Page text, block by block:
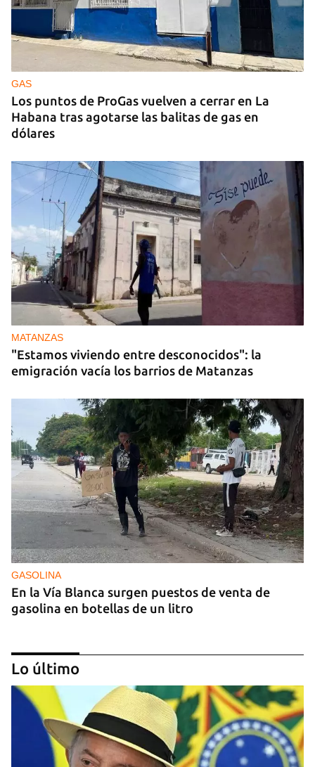
GAS
Los puntos de ProGas vuelven a cerrar en La
Habana tras agotarse las balitas de gas en
dólares
MATANZAS
"Estamos viviendo entre desconocidos": la
emigración vacía los barrios de Matanzas
GASOLINA
En la Vía Blanca surgen puestos de venta de
gasolina en botellas de un litro
Lo último